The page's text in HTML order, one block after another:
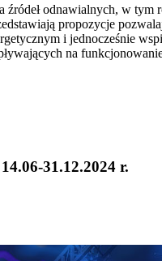
źródeł odnawialnych, w
propozycje
i jednocześnie
na
31.12.2024 r.